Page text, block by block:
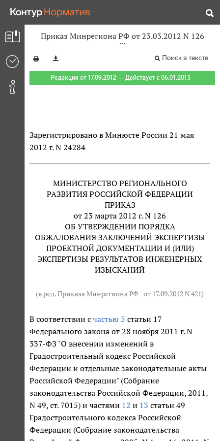
Приказ Минрегиона РФ от 23.03.2012 N 126
Поиск в тексте
Редакция от 17.09.2012 — Действует с 06.01.2013
Зарегистрировано в Минюсте России 21 мая
2012 г. N 24284
МИНИСТЕРСТВО РЕГИОНАЛЬНОГО
РАЗВИТИЯ РОССИЙСКОЙ ФЕДЕРАЦИИ
ПРИКАЗ
от 23 марта 2012 г. N 126
ОБ УТВЕРЖДЕНИИ ПОРЯДКА
ОБЖАЛОВАНИЯ ЗАКЛЮЧЕНИЙ ЭКСПЕРТИЗЫ
ПРОЕКТНОЙ ДОКУМЕНТАЦИИ И (ИЛИ)
ЭКСПЕРТИЗЫ РЕЗУЛЬТАТОВ ИНЖЕНЕРНЫХ
ИЗЫСКАНИЙ
(в ред. Приказа Минрегиона РФ от 17.09.2012 N 421)
В соответствии с частью 5 статьи 17
Федерального закона от 28 ноября 2011 г. N
337-ФЗ "О внесении изменений в
Градостроительный кодекс Российской
Федерации и отдельные законодательные акты
Российской Федерации" (Собрание
законодательства Российской Федерации, 2011,
N 49, ст. 7015) и частями 12 и 13 статьи 49
Градостроительного кодекса Российской
Федерации (Собрание законодательства